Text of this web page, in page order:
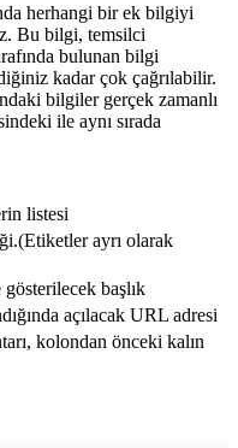
herhangi bir ek bilgiyi
Bu bilgi, temsilci
bulunan bilgi
kadar çok çağrılabilir.
bilgiler gerçek zamanlı
ile aynı sırada
listesi
ayrı olarak
başlık
açılacak URL adresi
kolondan önceki kalın